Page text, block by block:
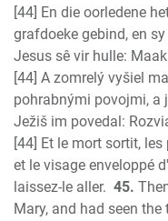
[44] En die oorledene
grafdoeke gebind, en
Jesus sê vir hulle:
[44] A zomrelý vyšiel
pohrabnými povojmi, a
Ježiš im povedal:
[44] Et le mort sortit,
et le visage enveloppé
laissez-le aller. 45.
Mary, and had seen